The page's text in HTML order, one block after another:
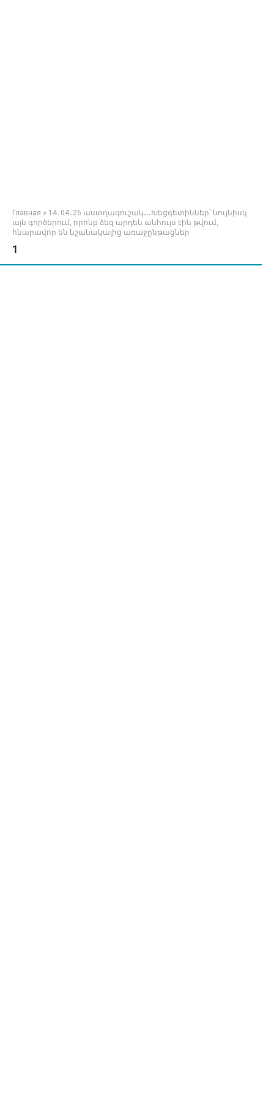
Главная » 14․04․26 աստղագուշակ․․․Խեցգետիններ՝ նույնիսկ
այն գործերում, որոնք ձեզ արդեն անհույս էին թվում,
հնարավոր են նշանակալից առաջընթացներ
1